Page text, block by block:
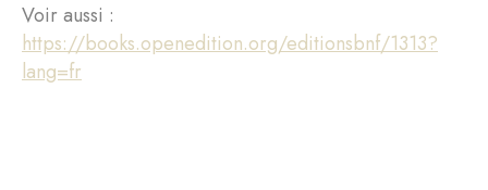
Voir aussi :
https://books.openedition.org/editionsbnf/1313?
lang=fr